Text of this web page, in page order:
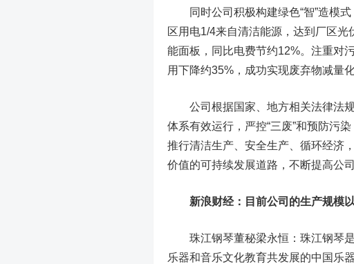
同时公司积极构建绿色“智”造模式
区用电1/4来自清洁能源，达到厂区光
能面板，同比电费节约12%。注重对
用下降约35%，成功实现废弃物减量
公司根据国家、地方相关法律法规
体系有效运行，严控“三废”和预防污
推行清洁生产、安全生产、循环经济
价值的可持续发展道路，不断提高公
新浪财经：目前公司的生产规模以
珠江钢琴董秘梁永恒：珠江钢琴是
乐器和音乐文化教育共发展的中国乐